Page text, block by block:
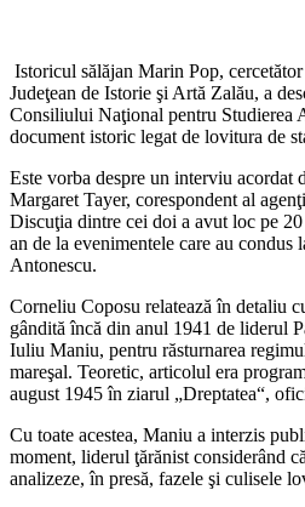
Istoricul sălăjan Marin Pop,
Judeţean de Istorie şi Artă Zalău, a
Consiliului Naţional pentru Studierea
document istoric legat de lovitura de
Este vorba despre un interviu acordat
Margaret Tayer, corespondent al
Discuţia dintre cei doi a avut loc pe
an de la evenimentele care au condus
Antonescu.
Corneliu Coposu relatează în detaliu
gândită încă din anul 1941 de liderul
Iuliu Maniu, pentru răsturnarea
mareşal. Teoretic, articolul era
august 1945 în ziarul „Dreptatea“,
Cu toate acestea, Maniu a interzis
moment, liderul ţărănist considerând
analizeze, în presă, fazele şi culisele